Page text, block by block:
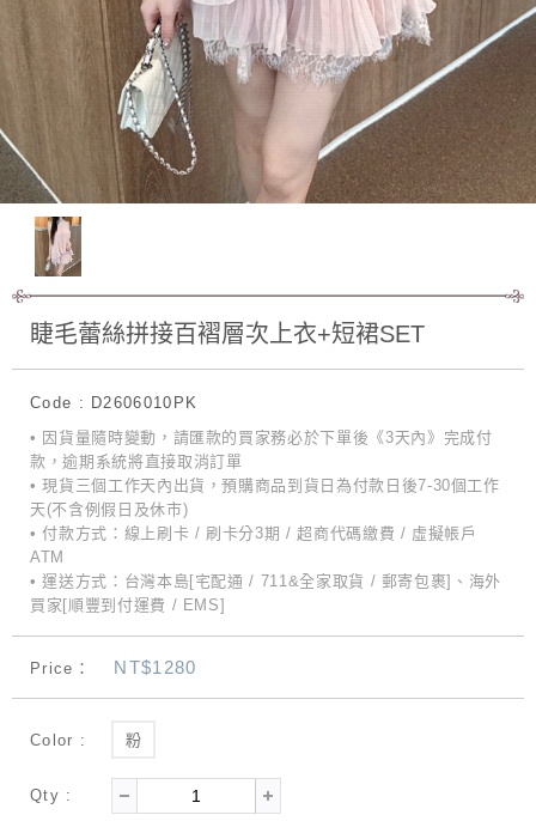
睫毛蕾絲拼接百褶層次上衣+短裙SET
Code : D2606010PK
• 因貨量隨時變動，請匯款的買家務必於下單後《3天內》完成付
款，逾期系統將直接取消訂單
• 現貨三個工作天內出貨，預購商品到貨日為付款日後7-30個工作
天(不含例假日及休市)
• 付款方式：線上刷卡 / 刷卡分3期 / 超商代碼繳費 / 虛擬帳戶
ATM
• 運送方式：台灣本島[宅配通 / 711&全家取貨 / 郵寄包裹]、海外
買家[順豐到付運費 / EMS]
Price： NT$1280
Color : 粉
Qty :